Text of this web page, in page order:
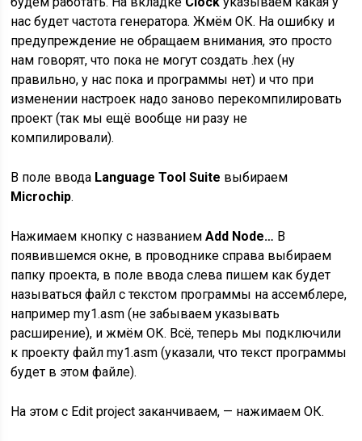
нас будет частота генератора. Жмём ОК. На ошибку и
предупреждение не обращаем внимания, это просто
нам говорят, что пока не могут создать .hex (ну
правильно, у нас пока и программы нет) и что при
изменении настроек надо заново перекомпилировать
проект (так мы ещё вообще ни разу не
компилировали).
В поле ввода Language Tool Suite выбираем
Microchip.
Нажимаем кнопку с названиемAdd Node… В
появившемся окне, в проводнике справа выбираем
папку проекта, в поле ввода слева пишем как будет
называться файл с текстом программы на ассемблере,
например my1.asm (не забываем указывать
расширение), и жмём ОК. Всё, теперь мы подключили
к проекту файл my1.asm (указали, что текст программы
будет в этом файле).
На этом с Edit project заканчиваем, — нажимаем ОК.